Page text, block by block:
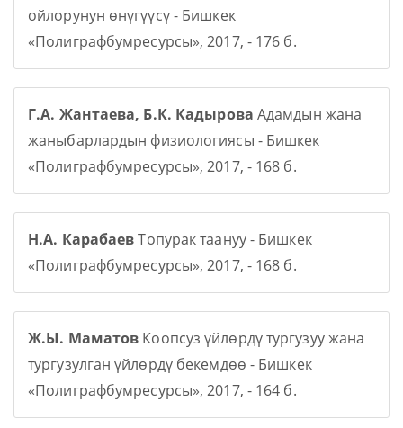
ойлорунун өнүгүүсү - Бишкек
«Полиграфбумресурсы», 2017, - 176 б.
Г.А. Жантаева, Б.К. Кадырова Адамдын жана
жаныбарлардын физиологиясы - Бишкек
«Полиграфбумресурсы», 2017, - 168 б.
Н.А. КарабаевТопурак таануу - Бишкек
«Полиграфбумресурсы», 2017, - 168 б.
Ж.Ы. Маматов Коопсуз үйлөрдү тургузуу жана
тургузулган үйлөрдү бекемдөө - Бишкек
«Полиграфбумресурсы», 2017, - 164 б.